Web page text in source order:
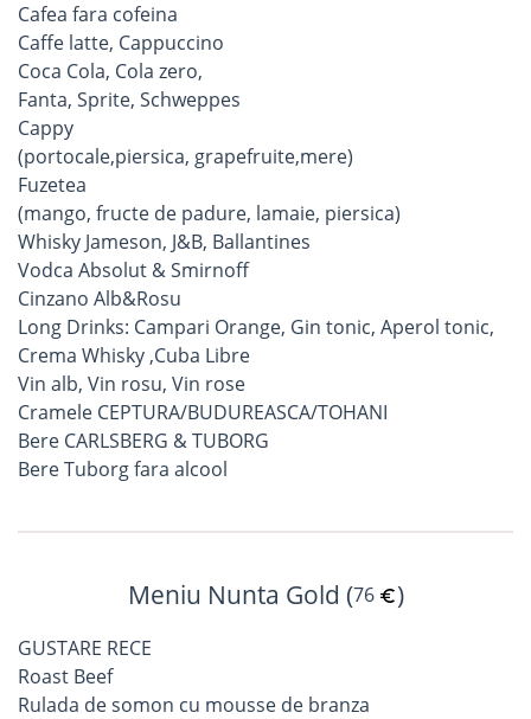
Cafea fara cofeina
Caffe latte, Cappuccino
Coca Cola, Cola zero,
Fanta, Sprite, Schweppes
Cappy
(portocale,piersica, grapefruite,mere)
Fuzetea
(mango, fructe de padure, lamaie, piersica)
Whisky Jameson, J&B, Ballantines
Vodca Absolut & Smirnoff
Cinzano Alb&Rosu
Long Drinks: Campari Orange, Gin tonic, Aperol tonic,
Crema Whisky ,Cuba Libre
Vin alb, Vin rosu, Vin rose
Cramele CEPTURA/BUDUREASCA/TOHANI
Bere CARLSBERG & TUBORG
Bere Tuborg fara alcool
Meniu Nunta Gold (76 )
GUSTARE RECE
Roast Beef
Rulada de somon cu mousse de branza